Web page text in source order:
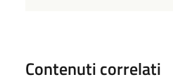
Contenuti correlati